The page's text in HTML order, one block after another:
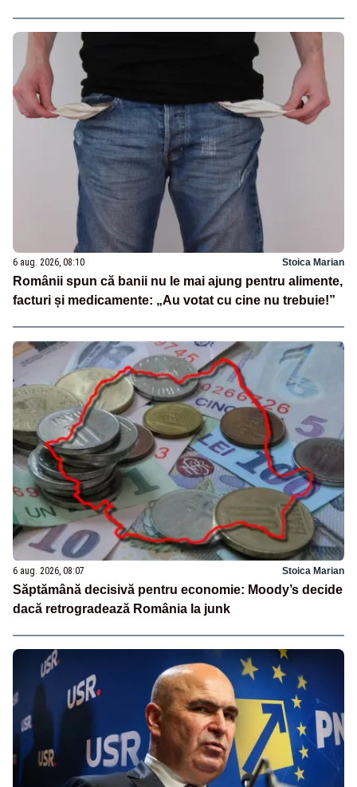
6 aug. 2026, 08:10 Stoica Marian
Românii spun că banii nu le mai ajung pentru alimente,
facturi și medicamente: „Au votat cu cine nu trebuie!”
6 aug. 2026, 08:07 Stoica Marian
Săptămână decisivă pentru economie: Moody’s decide
dacă retrogradează România la junk